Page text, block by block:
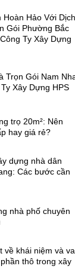
Hoàn Hảo Với Dịch
Gói Phường Bắc
Ty Xây Dựng
Trọn Gói Nam
Xây Dựng HPS
trọ 20m²: Nên
hay giá rẻ?
dựng nhà dân
Các bước cần
nhà phố chuyên
về khái niệm và
thô trong xây